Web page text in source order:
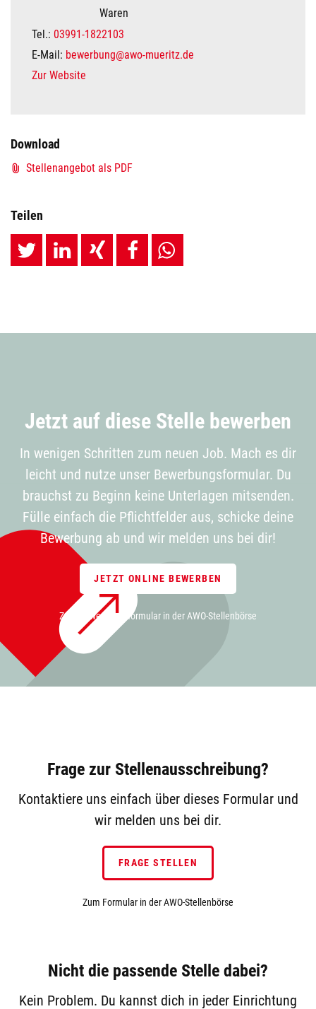
Waren
Tel.: 03991-1822103
E-Mail: bewerbung@awo-mueritz.de
Zur Website
Download
Stellenangebot als PDF
Teilen
Jetzt auf diese Stelle bewerben
In wenigen Schritten zum neuen Job. Mach es dir
leicht und nutze unser Bewerbungsformular. Du
brauchst zu Beginn keine Unterlagen mitsenden.
Fülle einfach die Pflichtfelder aus, schicke deine
Bewerbung ab und wir melden uns bei dir!
JETZT ONLINE BEWERBEN
Zum Bewerbungsformular in der AWO-Stellenbörse
Frage zur Stellenausschreibung?
Kontaktiere uns einfach über dieses Formular und
wir melden uns bei dir.
FRAGE STELLEN
Zum Formular in der AWO-Stellenbörse
Nicht die passende Stelle dabei?
Kein Problem. Du kannst dich in jeder Einrichtung